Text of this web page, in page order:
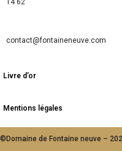
14 62
contact@fontaineneuve.com
Livre d’or
Mentions légales
©Domaine de Fontaine neuve –